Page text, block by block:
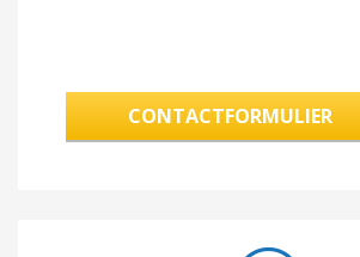
CONTACTFORMULIER